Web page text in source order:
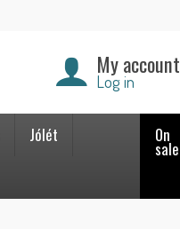
My account
Log in
Jólét
On
sale